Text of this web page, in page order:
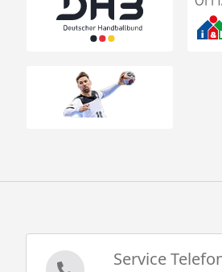
Service